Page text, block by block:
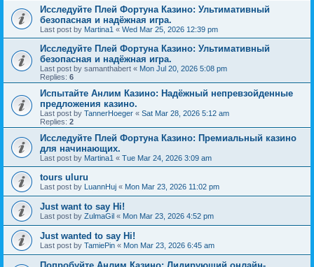
Исследуйте Плей Фортуна Казино: Ультимативный
безопасная и надёжная игра.
Last post by Martina1 « Wed Mar 25, 2026 12:39 pm
Исследуйте Плей Фортуна Казино: Ультимативный
безопасная и надёжная игра.
Last post by samanthabert « Mon Jul 20, 2026 5:08 pm
Replies: 6
Испытайте Анлим Казино: Надёжный непревзойденные
предложения казино.
Last post by TannerHoeger « Sat Mar 28, 2026 5:12 am
Replies: 2
Исследуйте Плей Фортуна Казино: Премиальный казино
для начинающих.
Last post by Martina1 « Tue Mar 24, 2026 3:09 am
tours uluru
Last post by LuannHuj « Mon Mar 23, 2026 11:02 pm
Just want to say Hi!
Last post by ZulmaGil « Mon Mar 23, 2026 4:52 pm
Just wanted to say Hi!
Last post by TamiePin « Mon Mar 23, 2026 6:45 am